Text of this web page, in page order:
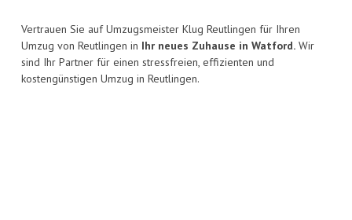
Vertrauen Sie auf Umzugsmeister Klug Reutlingen für Ihren
Umzug von Reutlingen in Ihr neues Zuhause in Watford. Wir
sind Ihr Partner für einen stressfreien, effizienten und
kostengünstigen Umzug in Reutlingen.